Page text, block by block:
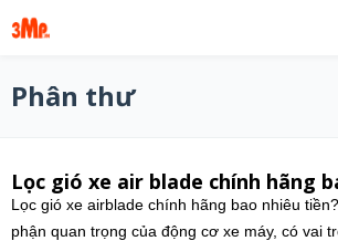
Phân thư
Lọc gió xe air blade chính hãng
Lọc gió xe airblade chính hãng bao nhiêu
phận quan trọng của động cơ xe máy, có vai